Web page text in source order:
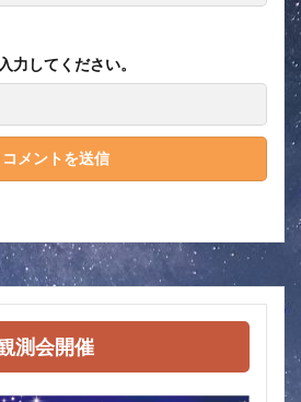
力してください。
測会開催